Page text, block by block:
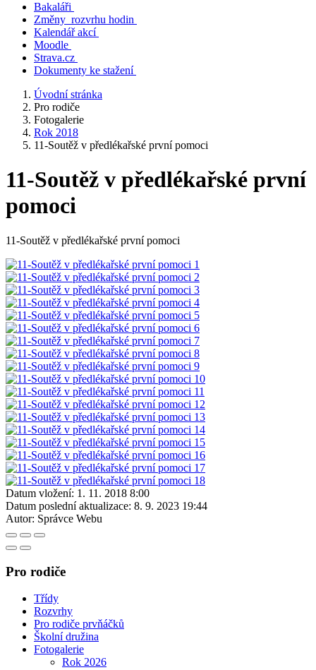
Bakaláři
Změny rozvrhu hodin
Kalendář akcí
Moodle
Strava.cz
Dokumenty ke stažení
Úvodní stránka
Pro rodiče
Fotogalerie
Rok 2018
11-Soutěž v předlékařské první pomoci
11-Soutěž v předlékařské první
pomoci
11-Soutěž v předlékařské první pomoci
Datum vložení: 1. 11. 2018 8:00
Datum poslední aktualizace: 8. 9. 2023 19:44
Autor: Správce Webu
Pro rodiče
Třídy
Rozvrhy
Pro rodiče prvňáčků
Školní družina
Fotogalerie
Rok 2026